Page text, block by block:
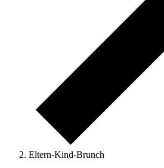
Eltern-Kind-Brunch